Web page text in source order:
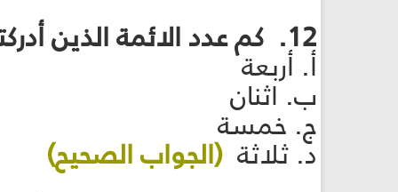
12. كم عدد الائمة الذين أدركتهم العلوية بنت الإمام الجواد عليه السلام
أ. أربعة
ب. اثنان
ج. خمسة
د. ثلاثة (الجواب الصحيح)